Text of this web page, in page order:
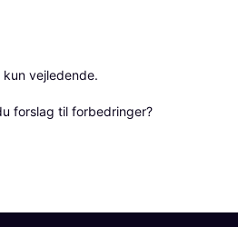
vejledende.
forslag til forbedringer?